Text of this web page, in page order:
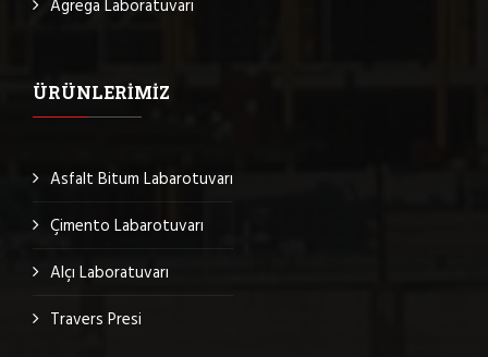
Agrega Laboratuvarı
ÜRÜNLERIMIZ
Asfalt Bitum Labarotuvarı
Çimento Labarotuvarı
Alçı Laboratuvarı
Travers Presi